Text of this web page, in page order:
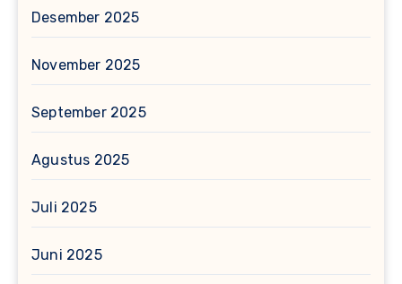
Desember 2025
November 2025
September 2025
Agustus 2025
Juli 2025
Juni 2025